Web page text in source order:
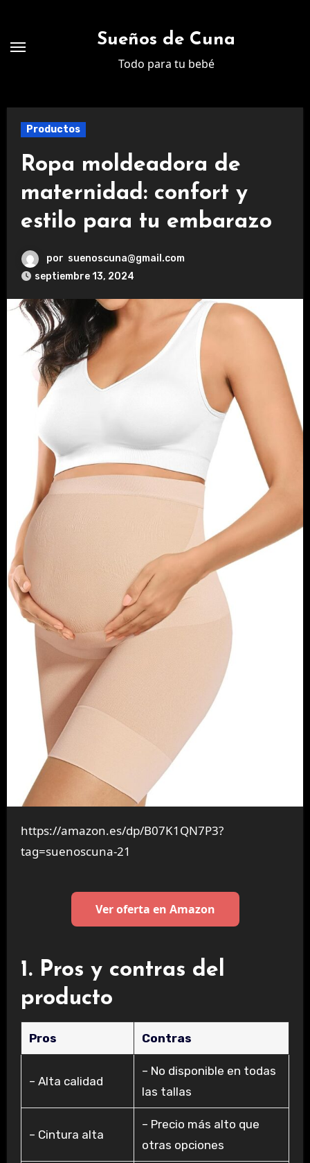
contenido
Sueños de Cuna
Todo para tu bebé
Productos
Ropa moldeadora de
maternidad: confort y
estilo para tu embarazo
por suenoscuna@gmail.com
septiembre 13, 2024
https://amazon.es/dp/B07K1QN7P3?
tag=suenoscuna-21
Ver oferta en Amazon
1. Pros y contras del
producto
Pros Contras
– Alta calidad
– No disponible en todas
las tallas
– Cintura alta
– Precio más alto que
otras opciones